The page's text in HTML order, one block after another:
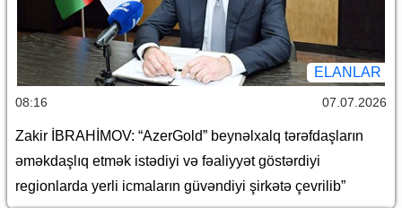
ELANLAR
08:16 07.07.2026
Zakir İBRAHİMOV: “AzerGold” beynəlxalq tərəfdaşların
əməkdaşlıq etmək istədiyi və fəaliyyət göstərdiyi
regionlarda yerli icmaların güvəndiyi şirkətə çevrilib”